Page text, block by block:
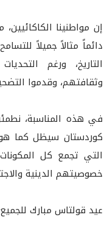
إن مواطنينا
دائماً مثالاً جميلاً
التاريخ، ورغم
وثقافتهم، وقدموا
في هذه المناسبة،
كوردستان سيظل كما هو
التي تجمع كل
خصوصيتهم الدينية
عيد قولتاس مبارك